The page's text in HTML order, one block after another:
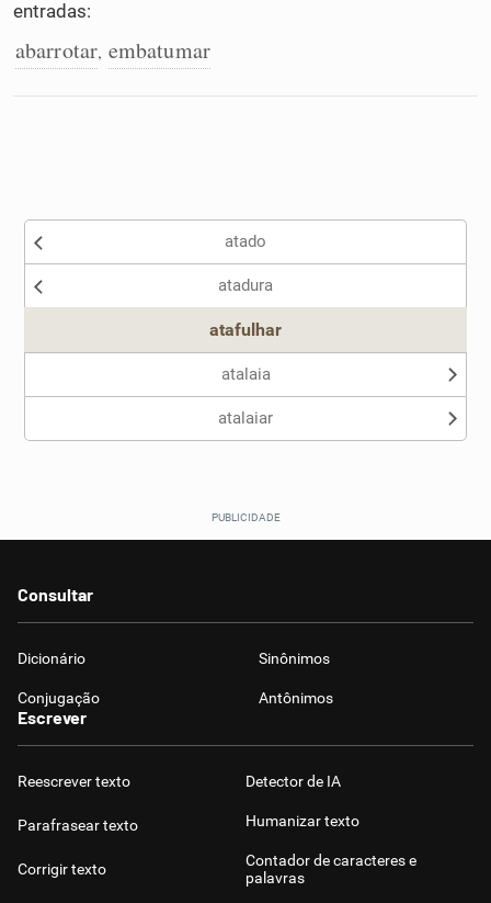
Conexões
entradas:
abarrotar, embatumar
atado
atadura
atafulhar
atalaia
atalaiar
Consultar
Dicionário Sinônimos
Conjugação Antônimos
Escrever
Reescrever texto
Parafrasear texto
Corrigir texto
Detector de IA
Humanizar texto
Contador de caracteres e
palavras